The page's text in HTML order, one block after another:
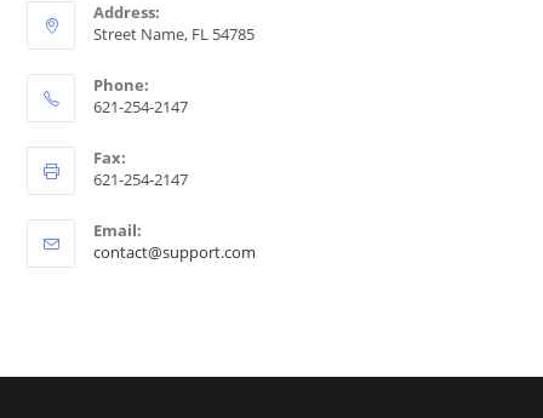
Address:
Street Name, FL 54785
Phone:
621-254-2147
Fax:
621-254-2147
Email:
contact@support.com